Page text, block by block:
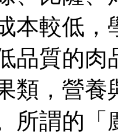
本較低，
品質的肉
類，營
所謂的「